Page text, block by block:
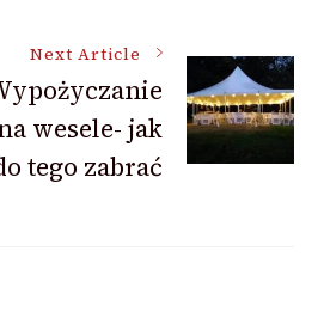
Next Article
wesele- jak
tego zabrać